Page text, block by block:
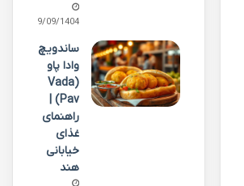
29/09/1404
ساندویچ
وادا پاو
(Vada
Pav) |
راهنمای
غذای
خیابانی
هند